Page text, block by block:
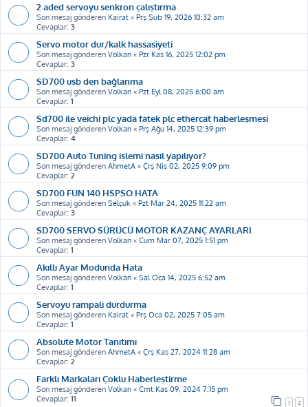
2 aded servoyu senkron çalıştırma
Son mesaj gönderen Kairat « Prş Şub 19, 2026 10:32 am
Cevaplar: 3
Servo motor dur/kalk hassasiyeti
Son mesaj gönderen Volkan « Pzr Kas 16, 2025 12:02 pm
Cevaplar: 3
SD700 usb den bağlanma
Son mesaj gönderen Volkan « Pzt Eyl 08, 2025 6:00 am
Cevaplar: 1
Sd700 ile veichi plc yada fatek plc ethercat haberleşmesi
Son mesaj gönderen Volkan « Prş Ağu 14, 2025 12:39 pm
Cevaplar: 4
SD700 Auto Tuning işlemi nasıl yapılıyor?
Son mesaj gönderen AhmetA « Çrş Nis 02, 2025 9:09 pm
Cevaplar: 2
SD700 FUN 140 HSPSO HATA
Son mesaj gönderen Selçuk « Pzt Mar 24, 2025 11:22 am
Cevaplar: 3
SD700 SERVO SÜRÜCÜ MOTOR KAZANÇ AYARLARI
Son mesaj gönderen Volkan « Cum Mar 07, 2025 1:51 pm
Cevaplar: 1
Akıllı Ayar Modunda Hata
Son mesaj gönderen Volkan « Sal Oca 14, 2025 6:52 am
Cevaplar: 1
Servoyu rampali durdurma
Son mesaj gönderen Kairat « Prş Oca 02, 2025 7:05 am
Cevaplar: 1
Absolute Motor Tanıtımı
Son mesaj gönderen AhmetA « Çrş Kas 27, 2024 11:28 am
Cevaplar: 2
Farklı Markaları Çoklu Haberleştirme
Son mesaj gönderen Volkan « Cmt Kas 09, 2024 7:15 pm
Cevaplar: 11 1 2